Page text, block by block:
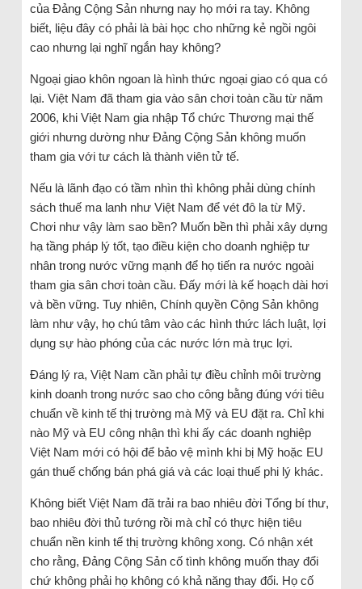
của Đảng Cộng Sản nhưng nay họ mới ra tay. Không
biết, liệu đây có phải là bài học cho những kẻ ngồi ngôi
cao nhưng lại nghĩ ngắn hay không?
Ngoại giao khôn ngoan là hình thức ngoại giao có qua có
lại. Việt Nam đã tham gia vào sân chơi toàn cầu từ năm
2006, khi Việt Nam gia nhập Tổ chức Thương mại thế
giới nhưng dường như Đảng Cộng Sản không muốn
tham gia với tư cách là thành viên tử tế.
Nếu là lãnh đạo có tầm nhìn thì không phải dùng chính
sách thuế ma lanh như Việt Nam để vét đô la từ Mỹ.
Chơi như vậy làm sao bền? Muốn bền thì phải xây dựng
hạ tầng pháp lý tốt, tạo điều kiện cho doanh nghiệp tư
nhân trong nước vững mạnh để họ tiến ra nước ngoài
tham gia sân chơi toàn cầu. Đấy mới là kế hoạch dài hơi
và bền vững. Tuy nhiên, Chính quyền Cộng Sản không
làm như vậy, họ chú tâm vào các hình thức lách luật, lợi
dụng sự hào phóng của các nước lớn mà trục lợi.
Đáng lý ra, Việt Nam cần phải tự điều chỉnh môi trường
kinh doanh trong nước sao cho công bằng đúng với tiêu
chuẩn về kinh tế thị trường mà Mỹ và EU đặt ra. Chỉ khi
nào Mỹ và EU công nhận thì khi ấy các doanh nghiệp
Việt Nam mới có hội để bảo vệ mình khi bị Mỹ hoặc EU
gán thuế chống bán phá giá và các loại thuế phi lý khác.
Không biết Việt Nam đã trải ra bao nhiêu đời Tổng bí thư,
bao nhiêu đời thủ tướng rồi mà chỉ có thực hiện tiêu
chuẩn nền kinh tế thị trường không xong. Có nhận xét
cho rằng, Đảng Cộng Sản cố tình không muốn thay đổi
chứ không phải họ không có khả năng thay đổi. Họ cố